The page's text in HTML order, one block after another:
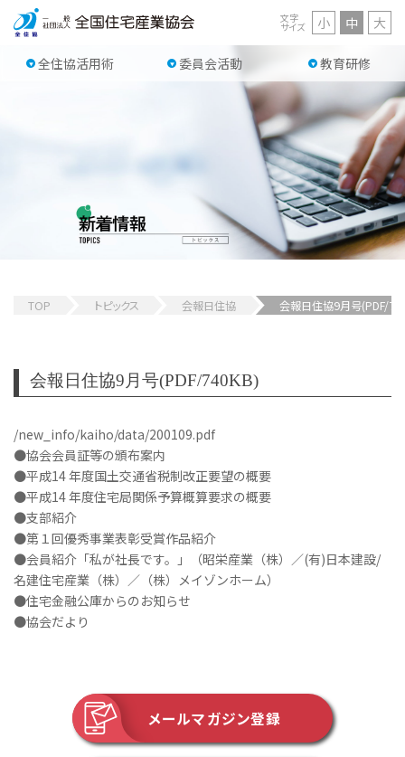
全住協活用術 委員会活動 教育研修
文字
サイズ 小 中 大
TOP トピックス 会報日住協 会報日住協9月号(PDF/
会報日住協9月号(PDF/740KB)
/new_info/kaiho/data/200109.pdf
●協会会員証等の頒布案内
●平成14 年度国土交通省税制改正要望の概要
●平成14 年度住宅局関係予算概算要求の概要
●支部紹介
●第１回優秀事業表彰受賞作品紹介
●会員紹介「私が社長です。」（昭栄産業（株）／(有)日本建設/
名建住宅産業（株）／（株）メイゾンホーム）
●住宅金融公庫からのお知らせ
●協会だより
メールマガジン登録